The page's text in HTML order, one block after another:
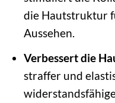
die Hautstruktur
Aussehen.
Verbessert die
straffer und